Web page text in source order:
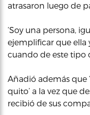
atrasaron luego de
‘Soy una persona,
ejemplificar que ella
cuando de este tipo
Añadió además que
quito’ a la vez que
recibió de sus